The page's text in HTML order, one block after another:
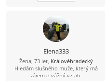
Elena333
Žena, 73 let, Královéhradecký
Hledám slušného muže, který má
zájem o vážný vztah.